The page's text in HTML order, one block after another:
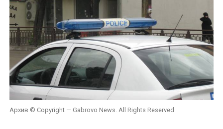
Архив © Copyright — Gabrovo News. All Rights Reserved